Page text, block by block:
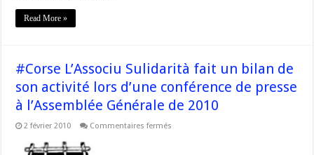
Read More »
#Corse L’Associu Sulidarità fait un bilan de
son activité lors d’une conférence de presse
à l’Assemblée Générale de 2010
2 février 2010 Commentaires fermés